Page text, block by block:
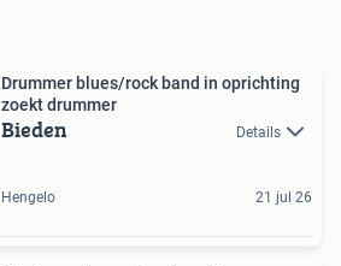
Drummer blues/rock band in oprichting
zoekt drummer
Bieden Details
Hengelo 21 jul 26